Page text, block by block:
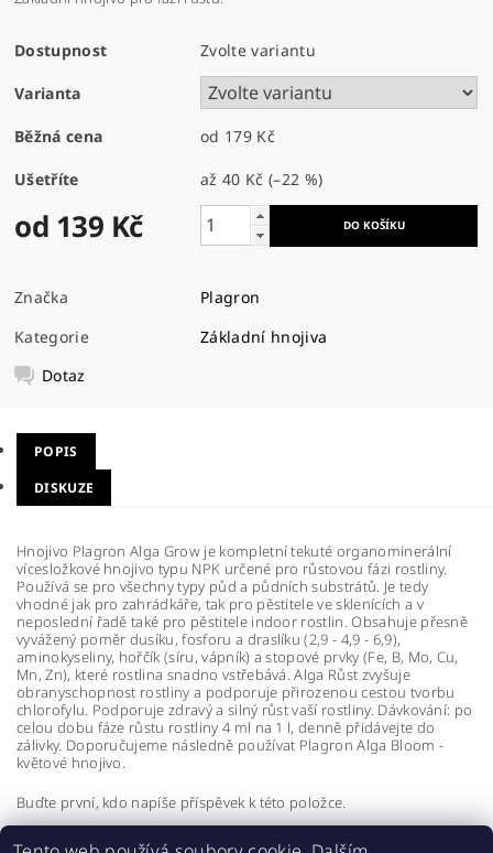
Dostupnost Zvolte variantu
Varianta
Běžná cena od 179 Kč
Ušetříte až40 Kč (–22 %)
od 139 Kč
Značka
Plagron
Kategorie
Základní hnojiva
Dotaz
POPIS
DISKUZE
Hnojivo Plagron Alga Grow je kompletní tekuté organominerální
vícesložkové hnojivo typu NPK určené pro růstovou fázi rostliny.
Používá se pro všechny typy půd a půdních substrátů. Je tedy
vhodné jak pro zahrádkáře, tak pro pěstitele ve sklenících a v
neposlední řadě také pro pěstitele indoor rostlin. Obsahuje přesně
vyvážený poměr dusíku, fosforu a draslíku (2,9 - 4,9 - 6,9),
aminokyseliny, hořčík (síru, vápník) a stopové prvky (Fe, B, Mo, Cu,
Mn, Zn), které rostlina snadno vstřebává. Alga Růst zvyšuje
obranyschopnost rostliny a podporuje přirozenou cestou tvorbu
chlorofylu. Podporuje zdravý a silný růst vaší rostliny. Dávkování: po
celou dobu fáze růstu rostliny 4 ml na 1 l, denně přidávejte do
zálivky. Doporučujeme následně používat Plagron Alga Bloom -
květové hnojivo.
Buďte první, kdo napíše příspěvek k této položce.
Přidat komentář